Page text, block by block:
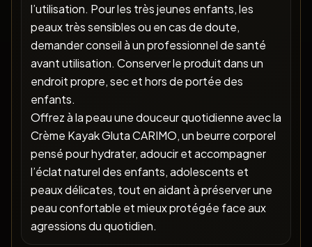
l’utilisation. Pour les très jeunes enfants, les
peaux très sensibles ou en cas de doute,
demander conseil à un professionnel de santé
avant utilisation. Conserver le produit dans un
endroit propre, sec et hors de portée des
enfants.
Offrez à la peau une douceur quotidienne avec la
Crème Kayak Gluta CARIMO, un beurre corporel
pensé pour hydrater, adoucir et accompagner
l’éclat naturel des enfants, adolescents et
peaux délicates, tout en aidant à préserver une
peau confortable et mieux protégée face aux
agressions du quotidien.